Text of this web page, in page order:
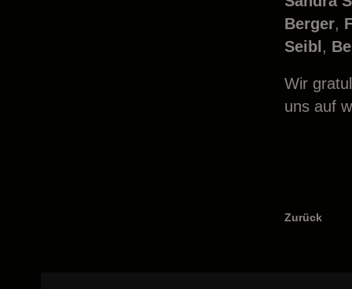
Berger,
Seibl ,
Wir
uns auf
Zurück